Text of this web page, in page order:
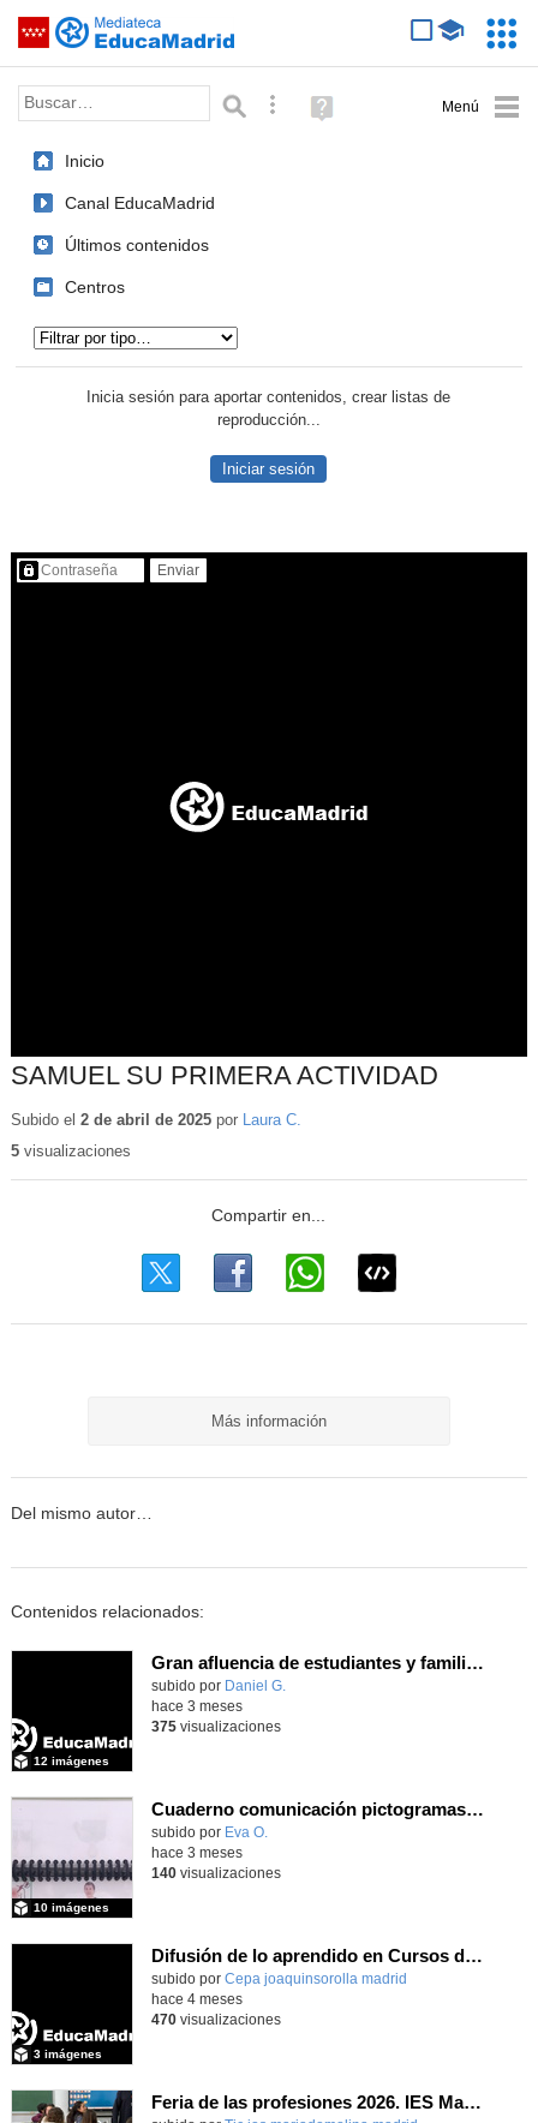
Saltar navegación
Palabra o frase: Búsqueda avanzada
Ayuda
(en
Inicio
Canal EducaMadrid
Últimos contenidos
Centros
Inicia sesión para aportar contenidos, crear listas de
reproducción...
Iniciar sesión
Contenido protegido…
SAMUEL SU PRIMERA ACTIVIDAD
Subido el 2 de abril de 2025por
Laura C.
5visualizaciones
Más información
Del mismo autor…
Contenidos relacionados:
Gran afluencia de estudiantes y familias en la jornada de puertas abiertas que nuestro centro desarrolló el pasado 23 de abril de 2026
subido por Daniel G.
12 imágenes
hace 3 meses
375visualizaciones
Cuaderno comunicación pictogramas y LSE
subido por Eva O.
10 imágenes
hace 3 meses
140visualizaciones
Difusión de lo aprendido en Cursos de Formación Erasmus+ 2025
subido por Cepa joaquinsorolla madrid
3 imágenes
hace 4 meses
470visualizaciones
Feria de las profesiones 2026. IES María de Molina